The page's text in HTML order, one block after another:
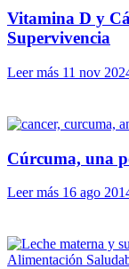
Vitamina D y
Supervivencia
Leer más 11 nov
Cúrcuma, una
Leer más 16 ago
Alimentación